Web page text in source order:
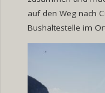
auf den Weg nach
Bushaltestelle im